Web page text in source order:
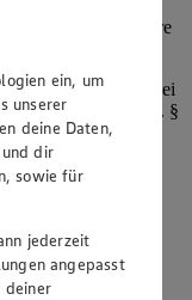
bzw.
regelmäßig 3 Jahre
(Einwilligung), bei
f) DSGVO i. V. m. §
des
ein, um
unserer
deine Daten,
dir
sowie für
jederzeit
angepasst
deiner